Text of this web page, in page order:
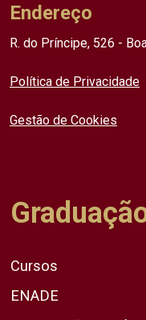
Endereço
R. do Príncipe, 526 -
Política de Privacidade
Gestão de Cookies
Cursos
ENADE